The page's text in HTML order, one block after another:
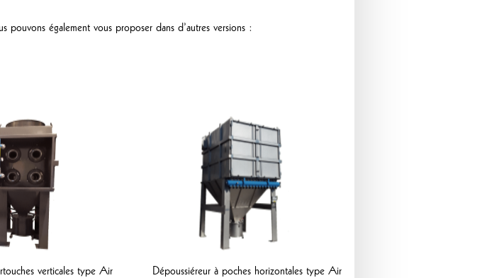
également vous proposer dans d’autres versions :
verticales type Air
Dépoussiéreur à poches horizontales type Air